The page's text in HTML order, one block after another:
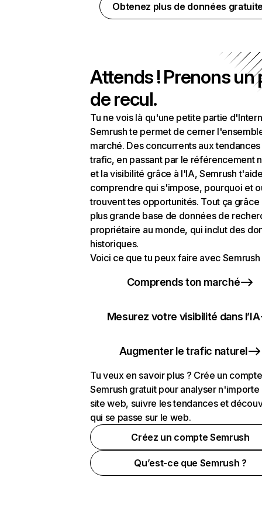
Obtenez plus de données
Attends ! Prenons un
de recul.
Tu ne vois là qu'une petite partie
Semrush te permet de cerner
marché. Des concurrents aux
trafic, en passant par le référencement
et la visibilité grâce à l'IA, Semrush
comprendre qui s'impose, pourquoi et
trouvent tes opportunités. Tout ça grâce
plus grande base de données de
propriétaire au monde, qui inclut des
historiques.
Voici ce que tu peux faire avec Semrush
Comprends ton marché
Mesurez votre visibilité dans l’IA
Augmenter le trafic naturel
Tu veux en savoir plus ? Crée un compte
Semrush gratuit pour analyser n'importe
site web, suivre les tendances et
qui se passe sur le web.
Créez un compte Semrush
Qu’est-ce que Semrush ?